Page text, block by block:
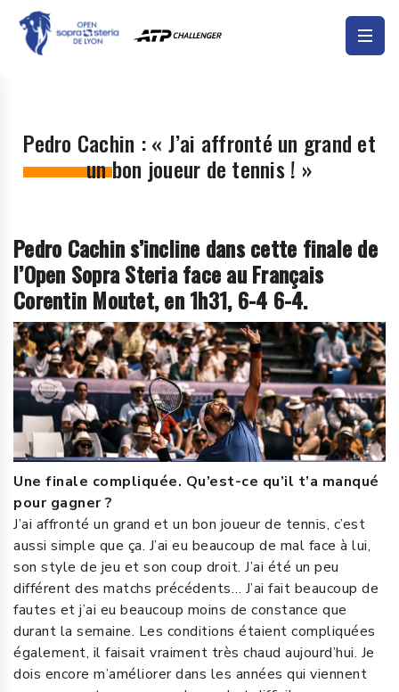
Pedro Cachin : « J’ai affronté un grand et
un bon joueur de tennis ! »
Pedro Cachin s’incline dans cette finale de
l’Open Sopra Steria face au Français
Corentin Moutet, en 1h31, 6-4 6-4.
Une finale compliquée. Qu’est-ce qu’il t’a manqué
pour gagner ?
J’ai affronté un grand et un bon joueur de tennis, c’est
aussi simple que ça. J’ai eu beaucoup de mal face à lui,
son style de jeu et son coup droit. J’ai été un peu
différent des matchs précédents… J’ai fait beaucoup de
fautes et j’ai eu beaucoup moins de constance que
durant la semaine. Les conditions étaient compliquées
également, il faisait vraiment très chaud aujourd’hui. Je
dois encore m’améliorer dans les années qui viennent